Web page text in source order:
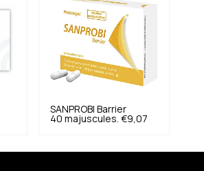
SANPROBI Barrier
40 majuscules. €9,07